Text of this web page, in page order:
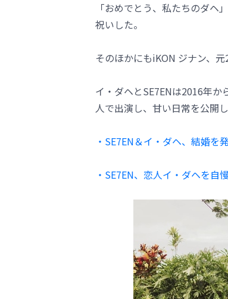
「おめでとう、私たちのダ
祝いした。
そのほかにもiKON ジナン、元
イ・ダヘとSE7ENは2016年
人で出演し、甘い日常を公開
・SE7EN＆イ・ダヘ、結婚を
・SE7EN、恋人イ・ダヘを